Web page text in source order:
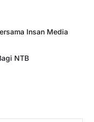
Insan Media
NTB